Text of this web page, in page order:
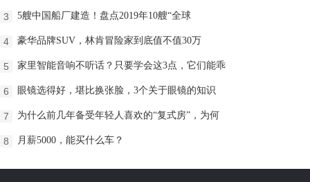
3 5艘中国船厂建造！盘点2019年10艘“全球
4 豪华品牌SUV，林肯冒险家到底值不值30万
5 家里智能音响不听话？只要学会这3点，它们能乖
6 ​眼镜选得好，堪比换张脸，3个关于眼镜的知识
7 为什么前几年备受年轻人喜欢的“复式房”，为何
8 月薪5000，能买什么车？